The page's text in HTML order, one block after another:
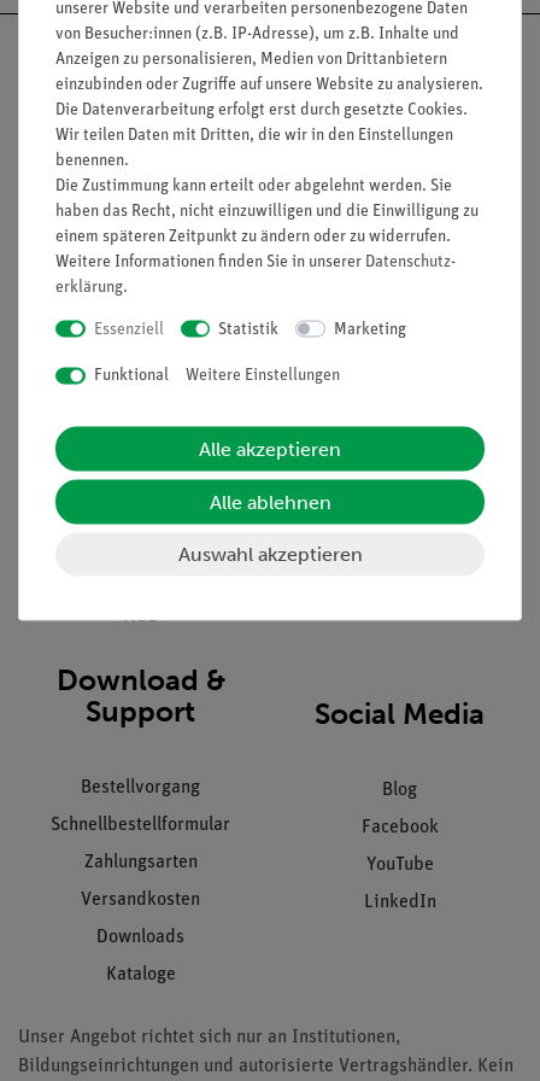
Nach oben
Informationen
Unternehmen
Stellenangebote
Kontakt
Hinweisgeberschutz
AGB
Service
Übersicht Service
Inbetriebnahme & Schulungen
Download &
Support
Bestellvorgang
Schnellbestellformular
Zahlungsarten
Versandkosten
Downloads
Kataloge
Social Media
Blog
Facebook
YouTube
LinkedIn
Unser Angebot richtet sich nur an Institutionen,
Bildungseinrichtungen und autorisierte Vertragshändler. Kein
unserer Website und verarbeiten personenbezogene Daten
von Besucher:innen (z.B. IP-Adresse), um z.B. Inhalte und
Anzeigen zu personalisieren, Medien von Drittanbietern
einzubinden oder Zugriffe auf unsere Website zu analysieren.
Die Datenverarbeitung erfolgt erst durch gesetzte Cookies.
Wir teilen Daten mit Dritten, die wir in den Einstellungen
benennen.
Die Zustimmung kann erteilt oder abgelehnt werden. Sie
haben das Recht, nicht einzuwilligen und die Einwilligung zu
einem späteren Zeitpunkt zu ändern oder zu widerrufen.
Weitere Informationen finden Sie in unserer Daten­schutz­
erklärung.
Essenziell Statistik Marketing
Funktional Weitere Einstellungen
Alle akzeptieren
Alle ablehnen
Auswahl akzeptieren